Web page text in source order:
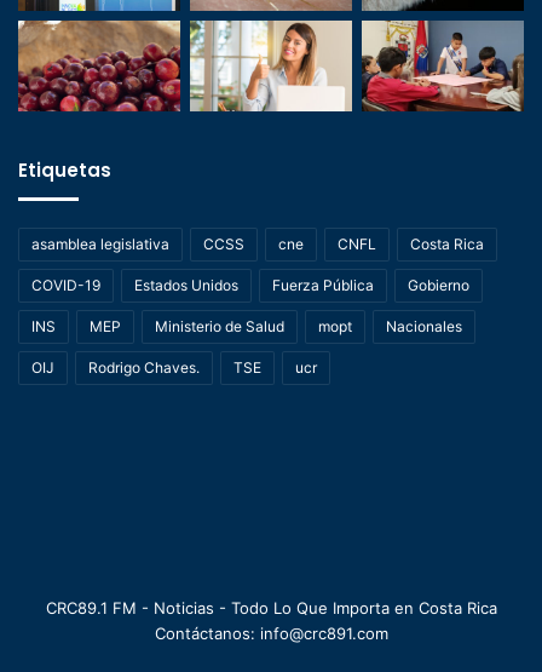
Etiquetas
asamblea legislativa CCSS cne CNFL Costa Rica
COVID-19 Estados Unidos Fuerza Pública Gobierno
INS MEP Ministerio de Salud mopt Nacionales
OIJ Rodrigo Chaves. TSE ucr
CRC89.1 FM - Noticias - Todo Lo Que Importa en Costa Rica
Contáctanos: info@crc891.com